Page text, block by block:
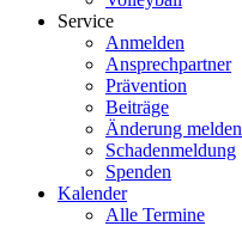
Service
Anmelden
Ansprechpartner
Prävention
Beiträge
Änderung melden
Schadenmeldung
Spenden
Kalender
Alle Termine